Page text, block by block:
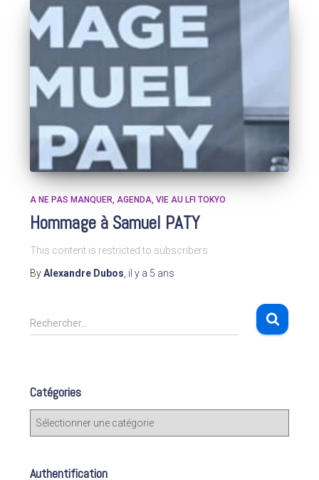
A NE PAS MANQUER AGENDA VIE AU LFI TOKYO
Hommage à Samuel PATY
This content is restricted to subscribers
ByAlexandre Dubos il y a 5 ans
R
e
r
c
Rechercher…
Catégories
C
Authentification